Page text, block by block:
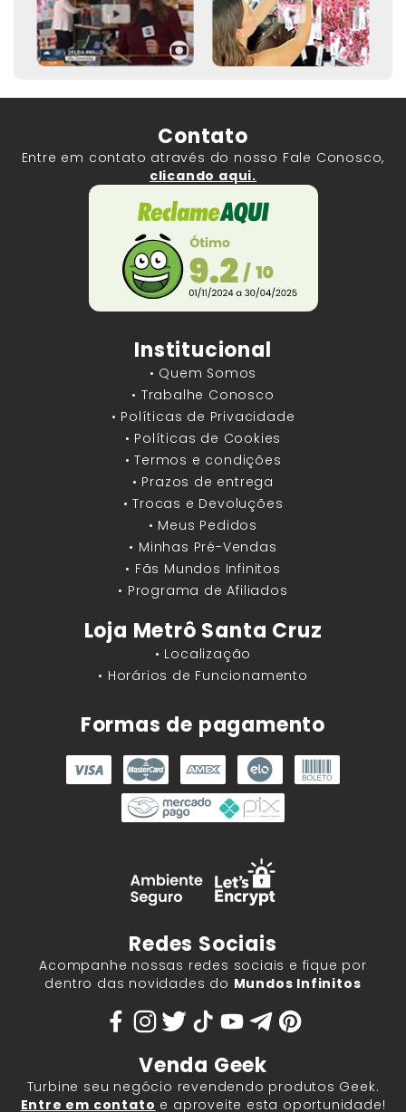
Contato
Entre em contato através do nosso Fale Conosco,
clicando aqui.
Institucional
• Quem Somos
• Trabalhe Conosco
• Políticas de Privacidade
• Políticas de Cookies
• Termos e condições
• Prazos de entrega
• Trocas e Devoluções
• Meus Pedidos
• Minhas Pré-Vendas
• Fãs Mundos Infinitos
• Programa de Afiliados
Loja Metrô Santa Cruz
• Localização
• Horários de Funcionamento
Formas de pagamento
Redes Sociais
Acompanhe nossas redes sociais e fique por
dentro das novidades do Mundos Infinitos
Venda Geek
Turbine seu negócio revendendo produtos Geek.
Entre em contato e aproveite esta oportunidade!